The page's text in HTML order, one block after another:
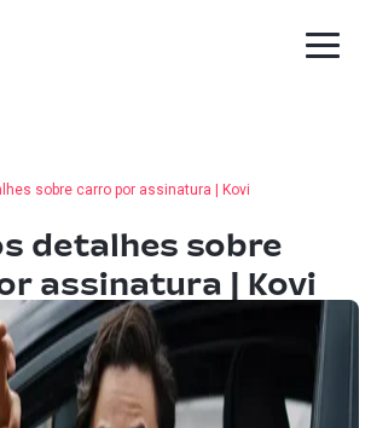
sobre carro por assinatura | Kovi
detalhes sobre
assinatura | Kovi